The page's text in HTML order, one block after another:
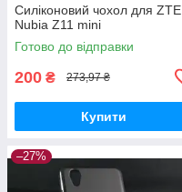
Силіконовий чохол для ZTE
Nubia Z11 mini
Готово до відправки
200 ₴ 273,97 ₴
Купити
–27%